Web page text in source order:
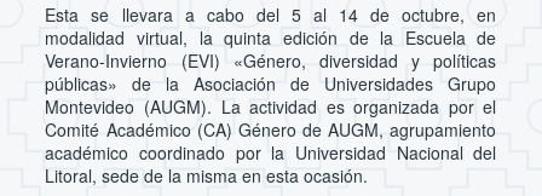
Esta se llevara a cabo del 5 al 14 de octubre, en
modalidad virtual, la quinta edición de la Escuela de
Verano-Invierno (EVI) «Género, diversidad y políticas
públicas» de la Asociación de Universidades Grupo
Montevideo (AUGM). La actividad es organizada por el
Comité Académico (CA) Género de AUGM, agrupamiento
académico coordinado por la Universidad Nacional del
Litoral, sede de la misma en esta ocasión.